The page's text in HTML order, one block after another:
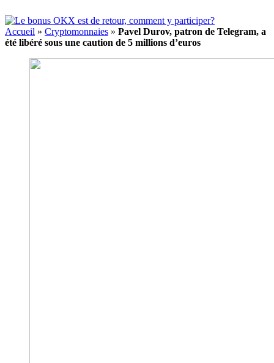
Accueil » Cryptomonnaies » Pavel Durov, patron de Telegram, a
été libéré sous une caution de 5 millions d’euros